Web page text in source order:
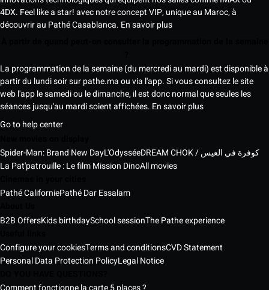
4DX. Feel like a star! avec notre concept VIP, unique au Maroc, à
découvrir au Pathé Casablanca. En savoir plus
La programmation de la semaine (du mercredi au mardi) est disponible à
partir du lundi soir sur pathe.ma ou via l'app. Si vous consultez le site
web l'app le samedi ou le dimanche, il est donc normal que seules les
séances jusqu'au mardi soient affichées. En savoir plus
Go to help center
Spider-Man: Brand New DayL'Odyssée
DREAM CHOK / كوفرة في الغيس
La Pat'patrouille : Le film Mission DinoAll movies
Pathé CaliforniePathé Dar Essalam
B2B OffersKids birthdaySchool sessionThe Pathe experience
Configure your cookiesTerms and conditionsCVD Statement
Personal Data Protection PolicyLegal Notice